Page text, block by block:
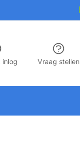
inlog Vraag stellen